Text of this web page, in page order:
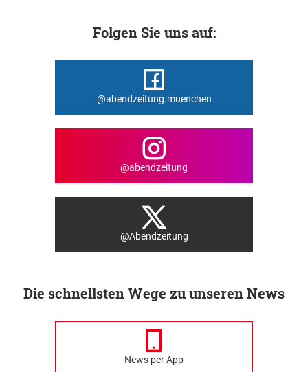
Folgen Sie uns auf:
@abendzeitung.muenchen
@abendzeitung
@Abendzeitung
Die schnellsten Wege zu unseren News
News per App